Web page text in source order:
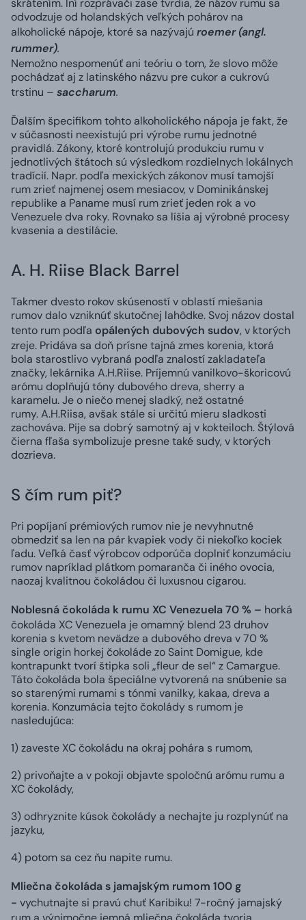
skrátením. Iní rozprávači zase tvrdia, že názov rumu sa
odvodzuje od holandských veľkých pohárov na
alkoholické nápoje, ktoré sa nazývajú roemer (angl.
rummer).
Nemožno nespomenúť ani teóriu o tom, že slovo môže
pochádzať aj z latinského názvu pre cukor a cukrovú
trstinu – saccharum.
Ďalším špecifikom tohto alkoholického nápoja je fakt, že
v súčasnosti neexistujú pri výrobe rumu jednotné
pravidlá. Zákony, ktoré kontrolujú produkciu rumu v
jednotlivých štátoch sú výsledkom rozdielnych lokálnych
tradícií. Napr. podľa mexických zákonov musí tamojší
rum zrieť najmenej osem mesiacov, v Dominikánskej
republike a Paname musí rum zrieť jeden rok a vo
Venezuele dva roky. Rovnako sa líšia aj výrobné procesy
kvasenia a destilácie.
A. H. Riise Black Barrel
Takmer dvesto rokov skúseností v oblastí miešania
rumov dalo vzniknúť skutočnej lahôdke. Svoj názov dostal
tento rum podľa opálených dubových sudov, v ktorých
zreje. Pridáva sa doň prísne tajná zmes korenia, ktorá
bola starostlivo vybraná podľa znalostí zakladateľa
značky, lekárnika A.H.Riise. Príjemnú vanilkovo-škoricovú
arómu doplňujú tóny dubového dreva, sherry a
karamelu. Je o niečo menej sladký, než ostatné
rumy.A.H.Riisa, avšak stále si určitú mieru sladkosti
zachováva. Pije sa dobrý samotný aj v kokteiloch. Štýlová
čierna fľaša symbolizuje presne také sudy, v ktorých
dozrieva.
S čím rum piť?
Pri popíjaní prémiových rumov nie je nevyhnutné
obmedziť sa len na pár kvapiek vody či niekoľko kociek
ľadu. Veľká časť výrobcov odporúča doplniť konzumáciu
rumov napríklad plátkom pomaranča či iného ovocia,
naozaj kvalitnou čokoládou či luxusnou cigarou.
Noblesná čokoláda k rumu XC Venezuela 70 % – horká
čokoláda XC Venezuela je omamný blend 23 druhov
korenia s kvetom nevädze a dubového dreva v 70 %
single origin horkej čokoláde zo Saint Domigue, kde
kontrapunkt tvorí štipka soli „fleur de sel“ z Camargue.
Táto čokoláda bola špeciálne vytvorená na snúbenie sa
so starenými rumami s tónmi vanilky, kakaa, dreva a
korenia. Konzumácia tejto čokolády s rumom je
nasledujúca:
1) zaveste XC čokoládu na okraj pohára s rumom,
2) privoňajte a v pokoji objavte spoločnú arómu rumu a
XC čokolády,
3) odhryznite kúsok čokolády a nechajte ju rozplynúť na
jazyku,
4) potom sa cez ňu napite rumu.
Mliečna čokoláda s jamajským rumom 100 g
- vychutnajte si pravú chuť Karibiku! 7-ročný jamajský